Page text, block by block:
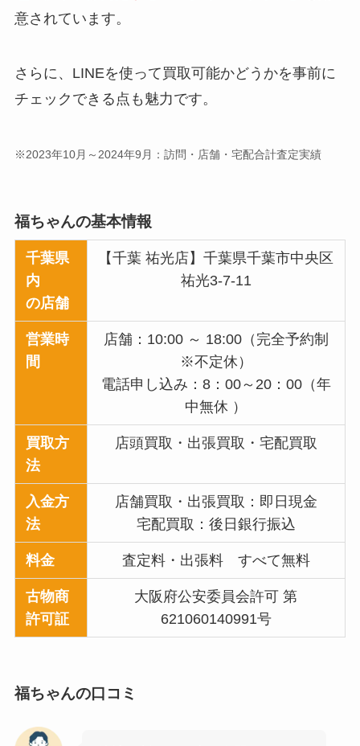
意されています。
さらに、LINEを使って買取可能かどうかを事前に
チェックできる点も魅力です。
※2023年10月～2024年9月：訪問・店舗・宅配合計査定実績
福ちゃんの基本情報
千葉県
内
の店舗
【千葉 祐光店】千葉県千葉市中央区
祐光3-7-11
営業時
間
店舗：10:00 ～ 18:00（完全予約制
※不定休）
電話申し込み：8：00～20：00（年
中無休 ）
買取方
法
店頭買取・出張買取・宅配買取
入金方
法
店舗買取・出張買取：即日現金
宅配買取：後日銀行振込
料金 査定料・出張料 すべて無料
古物商
許可証
大阪府公安委員会許可 第
621060140991号
福ちゃんの口コミ